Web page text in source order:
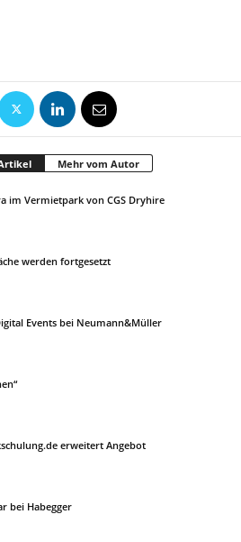
Mehr vom Autor
im Vermietpark von CGS Dryhire
werden fortgesetzt
Events bei Neumann&Müller
erweitert Angebot
bei Habegger